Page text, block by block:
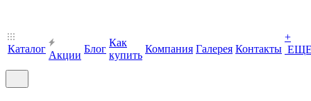
Каталог
Акции
Блог
Как
купить
Компания Галерея Контакты
+